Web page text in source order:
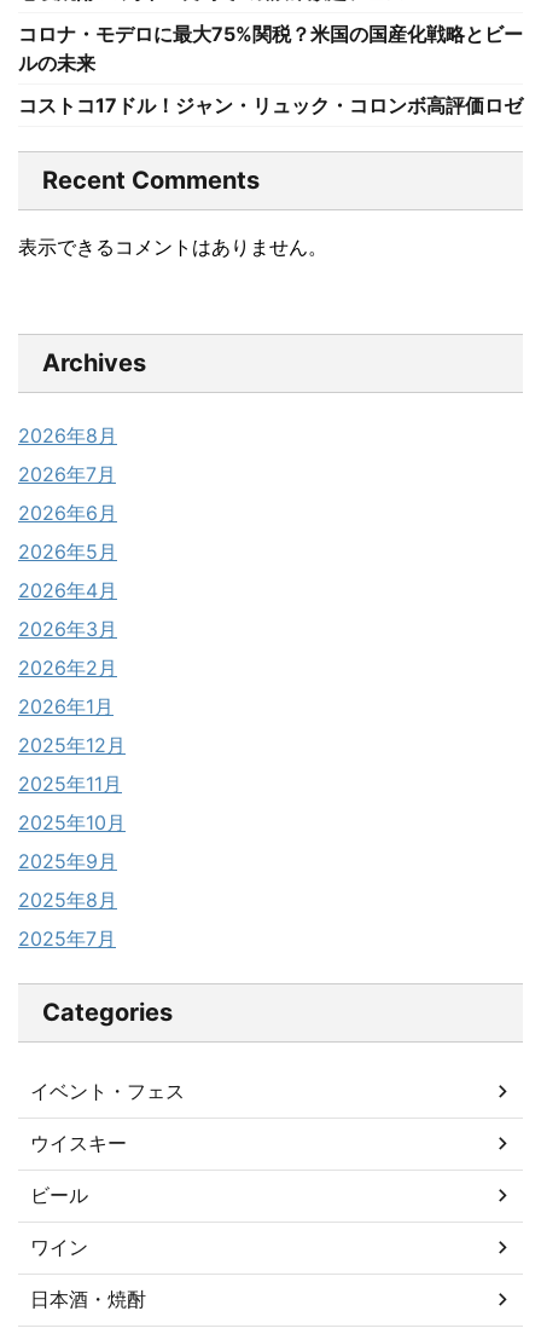
コロナ・モデロに最大75%関税？米国の国産化戦略とビー
ルの未来
コストコ17ドル！ジャン・リュック・コロンボ高評価ロゼ
Recent Comments
表示できるコメントはありません。
Archives
2026年8月
2026年7月
2026年6月
2026年5月
2026年4月
2026年3月
2026年2月
2026年1月
2025年12月
2025年11月
2025年10月
2025年9月
2025年8月
2025年7月
Categories
イベント・フェス
ウイスキー
ビール
ワイン
日本酒・焼酎